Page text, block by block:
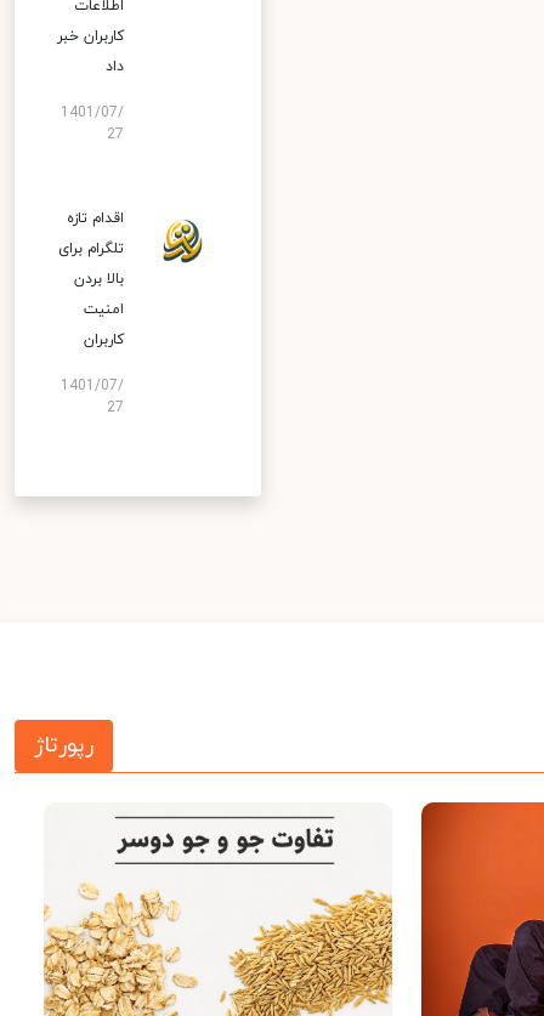
اطلاعات
کاربران خبر
داد
1401/07/
27
اقدام تازه
تلگرام برای
بالا بردن
امنیت
کاربران
1401/07/
27
رپورتاژ